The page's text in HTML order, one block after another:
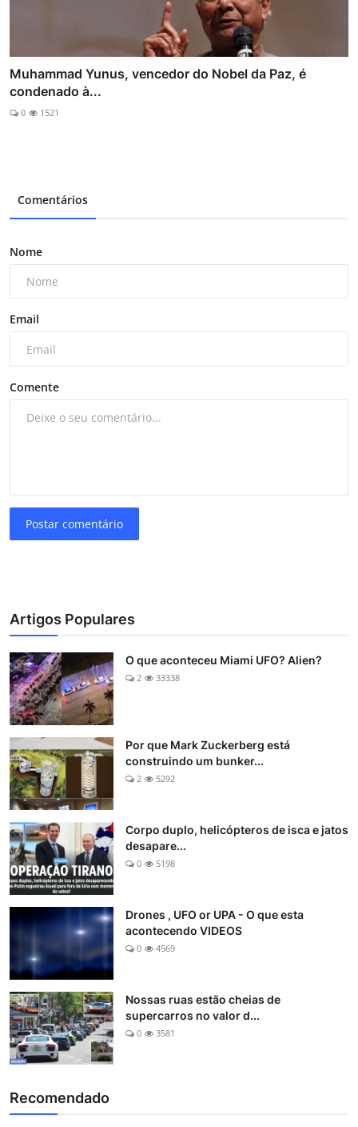
Muhammad Yunus, vencedor do Nobel da Paz, é
condenado à...
0 1521
Comentários
Nome
Email
Comente
Postar comentário
Artigos Populares
O que aconteceu Miami UFO? Alien?
2 33338
Por que Mark Zuckerberg está
construindo um bunker...
2 5292
Corpo duplo, helicópteros de isca e jatos
desapare...
0 5198
Drones , UFO or UPA - O que esta
acontecendo VIDEOS
0 4569
Nossas ruas estão cheias de
supercarros no valor d...
0 3581
Recomendado